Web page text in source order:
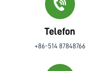
Telefon
+86-514 87848766